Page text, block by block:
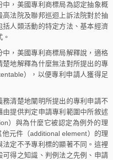
，美國專利商標局為認定抽象概
法院及聯邦巡迴上訴法院對於抽
人類活動的特定方法、基本經濟
，美國專利商標局解釋說，適格
地解釋為什麼無法對所提出的專
），以便專利申請人獲得足
清楚地闡明所提出的專利申請不
提供判定申請專利範圍中所敘述
）與為什麼它被認定為例外的理
元件（additional element）的理
定不予專利標的顯著不同。這裡
得之知識、判例法之先例、申請